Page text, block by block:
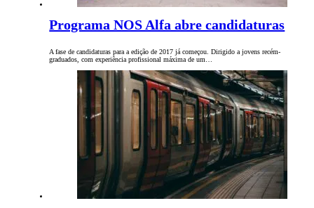
Programa NOS Alfa abre candidaturas
A fase de candidaturas para a edição de 2017 já começou. Dirigido a jovens recém-
graduados, com experiência profissional máxima de um…